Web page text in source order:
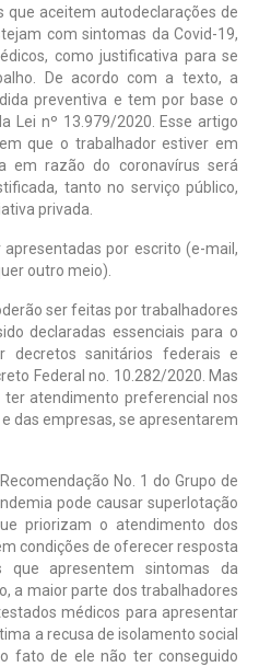
que aceitem autodeclarações de
com sintomas da Covid-19,
como justificativa para se
De acordo com a texto, a
preventiva e tem por base o
Lei nº 13.979/2020. Esse artigo
que o trabalhador estiver em
em razão do coronavírus será
tanto no serviço público,
privada.
por escrito (e-mail,
outro meio).
ser feitas por trabalhadores
declaradas essenciais para o
decretos sanitários federais e
Federal no. 10.282/2020. Mas
atendimento preferencial nos
das empresas, se apresentarem
No. 1 do Grupo de
pode causar superlotação
priorizam o atendimento dos
condições de oferecer resposta
que apresentem sintomas da
a maior parte dos trabalhadores
médicos para apresentar
a recusa de isolamento social
fato de ele não ter conseguido